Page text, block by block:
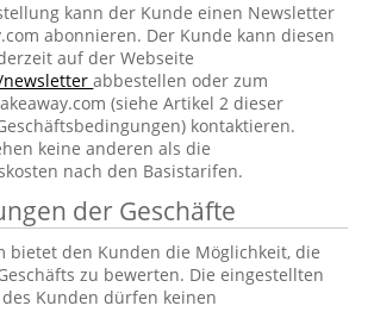
kann der Kunde einen Newsletter
abonnieren. Der Kunde kann diesen
auf der Webseite
newsletterabbestellen oder zum
(siehe Artikel 2 dieser
kontaktieren.
keine anderen als die
nach den Basistarifen.
der Geschäfte
bietet den Kunden die Möglichkeit, die
zu bewerten. Die eingestellten
Kunden dürfen keinen